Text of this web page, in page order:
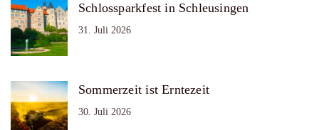
Schlossparkfest in Schleusingen
31. Juli 2026
Sommerzeit ist Erntezeit
30. Juli 2026